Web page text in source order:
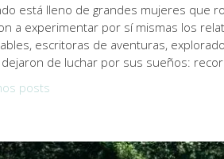
está lleno de grandes mujeres que
a experimentar por sí mismas los
escritoras de aventuras,
dejaron de luchar por sus sueños:
posts